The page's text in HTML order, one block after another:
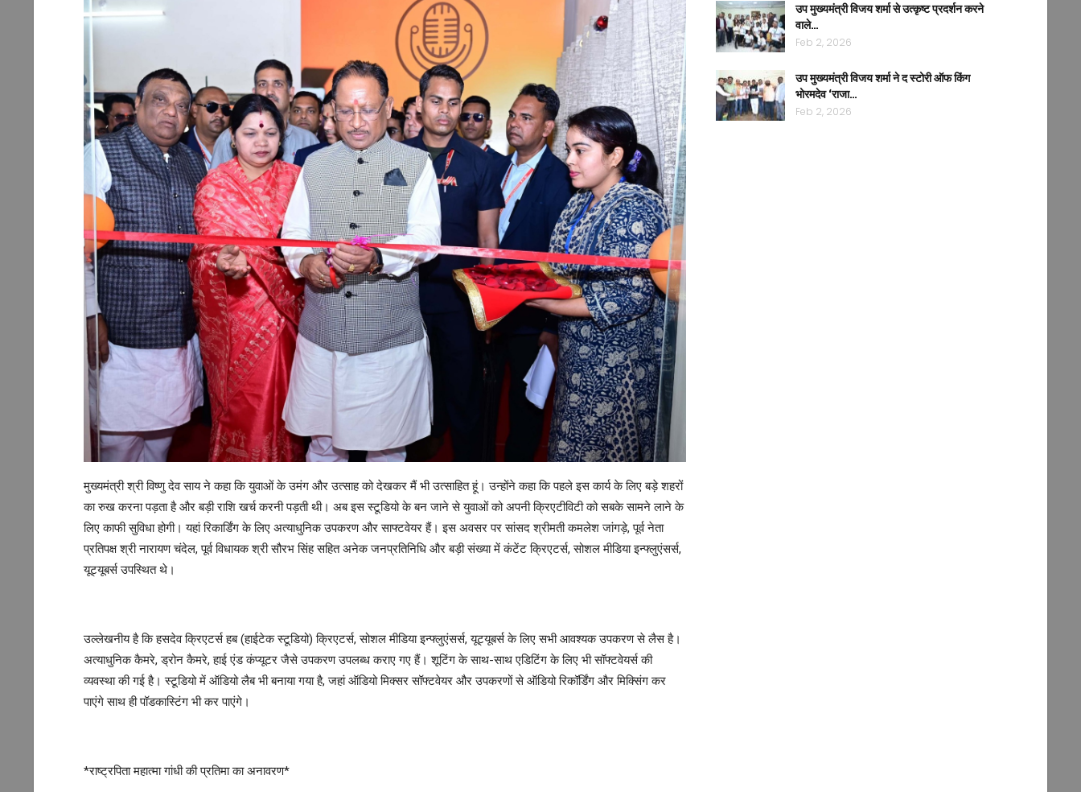
मुख्यमंत्री श्री विष्णु देव साय ने कहा कि युवाओं के उमंग और उत्साह को देखकर मैं भी उत्साहित हूं। उन्होंने कहा कि पहले इस कार्य के लिए बड़े शहरों
का रुख करना पड़ता है और बड़ी राशि खर्च करनी पड़ती थी। अब इस स्टूडियो के बन जाने से युवाओं को अपनी क्रिएटीविटी को सबके सामने लाने के
लिए काफी सुविधा होगी। यहां रिकार्डिंग के लिए अत्याधुनिक उपकरण और साफ्टवेयर हैं। इस अवसर पर सांसद श्रीमती कमलेश जांगड़े, पूर्व नेता
प्रतिपक्ष श्री नारायण चंदेल, पूर्व विधायक श्री सौरभ सिंह सहित अनेक जनप्रतिनिधि और बड़ी संख्या में कंटेंट क्रिएटर्स, सोशल मीडिया इन्फ्लुएंसर्स,
यूट्यूबर्स उपस्थित थे।
उल्लेखनीय है कि हसदेव क्रिएटर्स हब (हाईटेक स्टूडियो) क्रिएटर्स, सोशल मीडिया इन्फ्लुएंसर्स, यूट्यूबर्स के लिए सभी आवश्यक उपकरण से लैस है।
अत्याधुनिक कैमरे, ड्रोन कैमरे, हाई एंड कंप्यूटर जैसे उपकरण उपलब्ध कराए गए हैं। शूटिंग के साथ-साथ एडिटिंग के लिए भी सॉफ्टवेयर्स की
व्यवस्था की गई है। स्टूडियो में ऑडियो लैब भी बनाया गया है, जहां ऑडियो मिक्सर सॉफ्टवेयर और उपकरणों से ऑडियो रिकॉर्डिंग और मिक्सिंग कर
पाएंगे साथ ही पॉडकास्टिंग भी कर पाएंगे।
*राष्ट्रपिता महात्मा गांधी की प्रतिमा का अनावरण*
उप मुख्यमंत्री विजय शर्मा से उत्कृष्ट प्रदर्शन करने
वाले…
Feb 2, 2026
उप मुख्यमंत्री विजय शर्मा ने द स्टोरी ऑफ किंग
भोरमदेव ‘राजा…
Feb 2, 2026